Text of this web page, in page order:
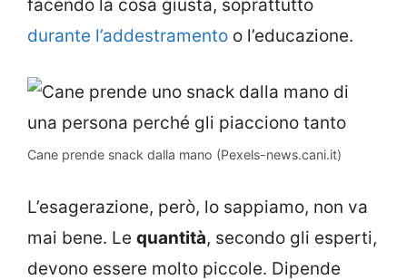
facendo la cosa giusta, soprattutto
durante l’addestramento o l’educazione.
Cane prende snack dalla mano (Pexels-news.cani.it)
L’esagerazione, però, lo sappiamo, non va
mai bene. Le quantità, secondo gli esperti,
devono essere molto piccole. Dipende